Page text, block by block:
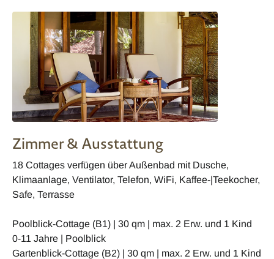
Zimmer & Ausstattung
18 Cottages verfügen über Außenbad mit Dusche,
Klimaanlage, Ventilator, Telefon, WiFi, Kaffee-|Teekocher,
Safe, Terrasse
Poolblick-Cottage (B1) | 30 qm | max. 2 Erw. und 1 Kind
0-11 Jahre | Poolblick
Gartenblick-Cottage (B2) | 30 qm | max. 2 Erw. und 1 Kind